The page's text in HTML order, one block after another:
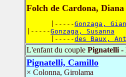
Folch de Cardona, Diana
      |-----
Gonzaga,
|-----Gonzaga, Susanna
      |-----
des Baux,
L'enfant du couple Pignatelli -
Pignatelli, Camillo
× Colonna, Girolama